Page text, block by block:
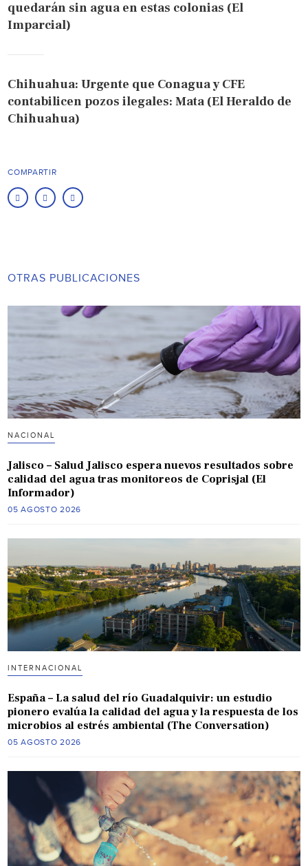
quedarán sin agua en estas colonias (El
Imparcial)
Chihuahua: Urgente que Conagua y CFE
contabilicen pozos ilegales: Mata (El Heraldo de
Chihuahua)
COMPARTIR
OTRAS PUBLICACIONES
NACIONAL
Jalisco – Salud Jalisco espera nuevos resultados sobre
calidad del agua tras monitoreos de Coprisjal (El
Informador)
05 AGOSTO 2026
INTERNACIONAL
España – La salud del río Guadalquivir: un estudio
pionero evalúa la calidad del agua y la respuesta de los
microbios al estrés ambiental (The Conversation)
05 AGOSTO 2026